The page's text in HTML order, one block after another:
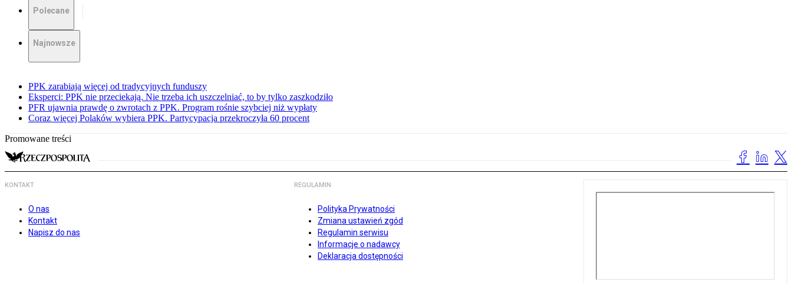
Polecane
Najnowsze
PPK zarabiają więcej od tradycyjnych funduszy
Eksperci: PPK nie przeciekają. Nie trzeba ich uszczelniać, to by tylko zaszkodziło
PFR ujawnia prawdę o zwrotach z PPK. Program rośnie szybciej niż wypłaty
Coraz więcej Polaków wybiera PPK. Partycypacja przekroczyła 60 procent
Promowane treści
KONTAKT
O nas
Kontakt
Napisz do nas
REGULAMIN
Polityka Prywatności
Zmiana ustawień zgód
Regulamin serwisu
Informacje o nadawcy
Deklaracja dostępności